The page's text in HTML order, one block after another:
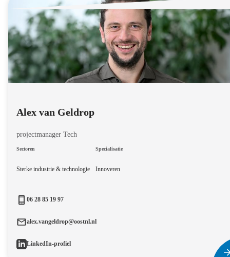
Alex van Geldrop
projectmanager Tech
Sectoren
Sterke industrie & technologie
Specialisatie
Innoveren
06 28 85 19 97
alex.vangeldrop@oostnl.nl
LinkedIn-profiel